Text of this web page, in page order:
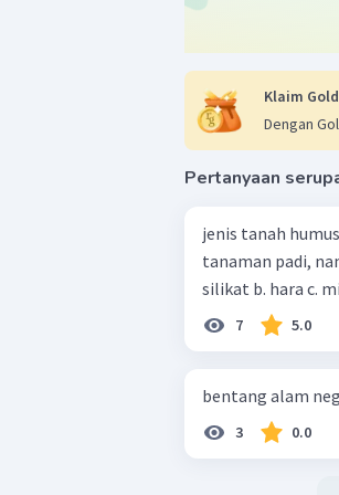
Faktor
wilayah,
Beri
Klaim
Dengan
Pertanyaan
jenis tanah
tanaman padi,
silikat b. hara c.
7 5.0
bentang alam
3 0.0